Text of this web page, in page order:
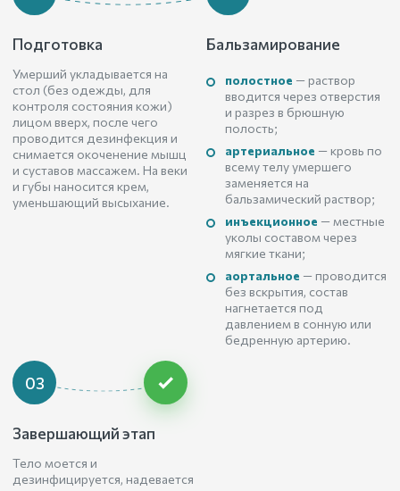
Подготовка
Умерший укладывается на
стол (без одежды, для
контроля состояния кожи)
лицом вверх, после чего
проводится дезинфекция и
снимается окоченение мышц
и суставов массажем. На веки
и губы наносится крем,
уменьшающий высыхание.
Бальзамирование
полостное — раствор
вводится через отверстия
и разрез в брюшную
полость;
артериальное — кровь по
всему телу умершего
заменяется на
бальзамический раствор;
инъекционное — местные
уколы составом через
мягкие ткани;
аортальное — проводится
без вскрытия, состав
нагнетается под
давлением в сонную или
бедренную артерию.
03
Завершающий этап
Тело моется и
дезинфицируется, надевается